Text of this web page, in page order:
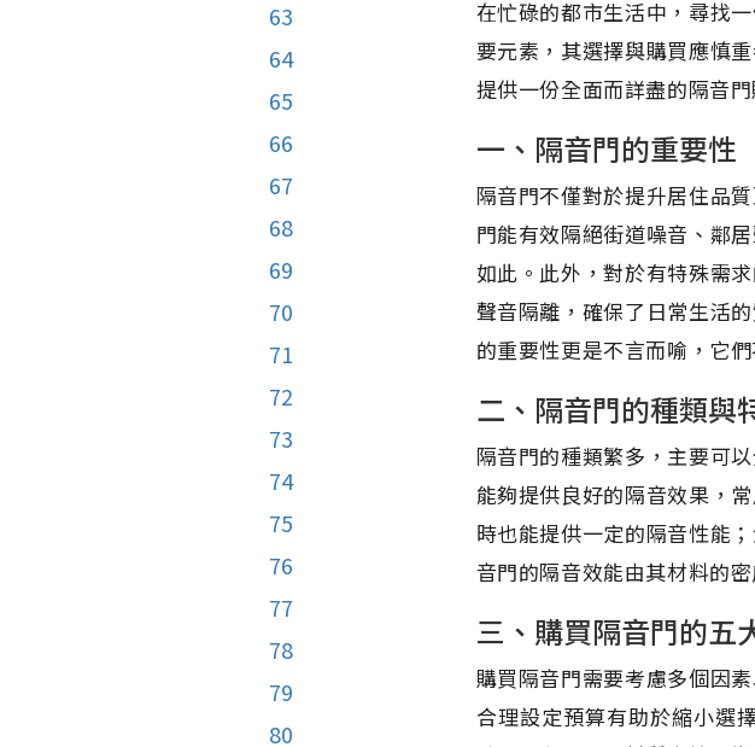
63
64
65
66
67
68
69
70
71
72
73
74
75
76
77
78
79
80
在忙碌的都市生活中，尋找
要元素，其選擇與購買應慎
提供一份全面而詳盡的隔音
一、隔音門的重要性
隔音門不僅對於提升居住品
門能有效隔絕街道噪音、鄰
如此。此外，對於有特殊需
聲音隔離，確保了日常生活
的重要性更是不言而喻，它
二、隔音門的種類與
隔音門的種類繁多，主要可
能夠提供良好的隔音效果，
時也能提供一定的隔音性能
音門的隔音效能由其材料的
三、購買隔音門的五
購買隔音門需要考慮多個因
合理設定預算有助於縮小選